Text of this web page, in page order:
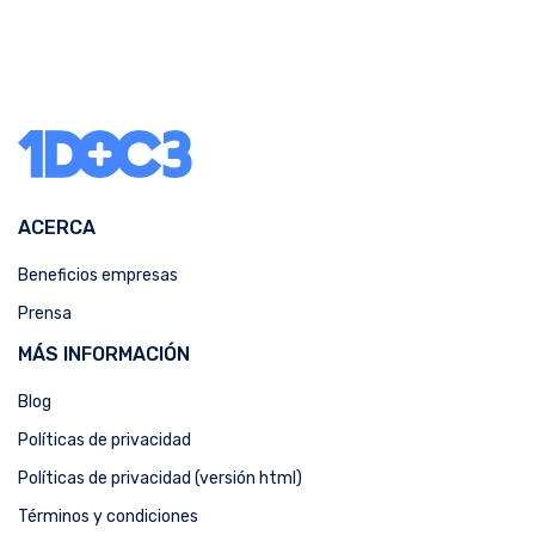
ACERCA
Beneficios empresas
Prensa
MÁS INFORMACIÓN
Blog
Políticas de privacidad
Políticas de privacidad (versión html)
Términos y condiciones